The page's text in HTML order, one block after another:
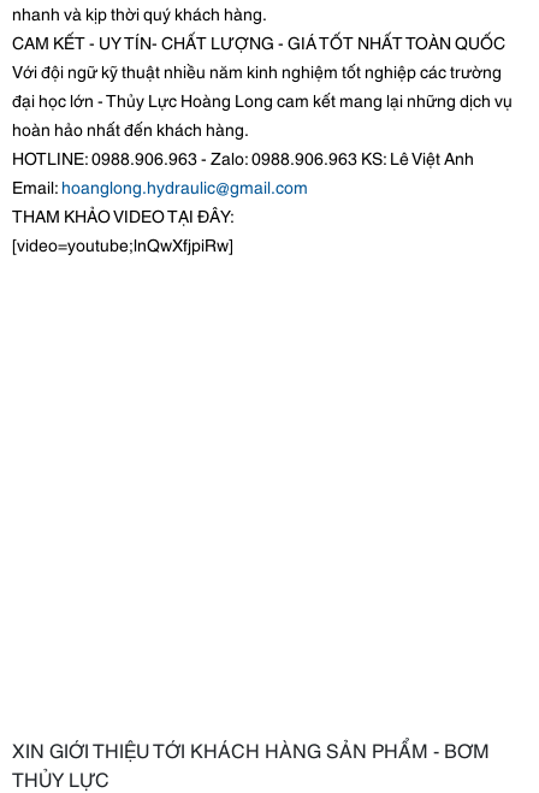
nhanh và kịp thời quý khách hàng.
CAM KẾT - UY TÍN- CHẤT LƯỢNG - GIÁ TỐT NHẤT TOÀN QUỐC
Với đội ngữ kỹ thuật nhiều năm kinh nghiệm tốt nghiệp các trường
đại học lớn - Thủy Lực Hoàng Long cam kết mang lại những dịch vụ
hoàn hảo nhất đến khách hàng.
HOTLINE: 0988.906.963 - Zalo: 0988.906.963 KS: Lê Việt Anh
Email: hoanglong.hydraulic@gmail.com
THAM KHẢO VIDEO TẠI ĐÂY:
[video=youtube;lnQwXfjpiRw]
XIN GIỚI THIỆU TỚI KHÁCH HÀNG SẢN PHẨM - BƠM
THỦY LỰC